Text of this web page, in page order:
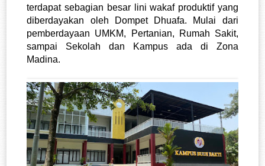
terdapat sebagian besar lini wakaf produktif yang
diberdayakan oleh Dompet Dhuafa. Mulai dari
pemberdayaan UMKM, Pertanian, Rumah Sakit,
sampai Sekolah dan Kampus ada di Zona
Madina.